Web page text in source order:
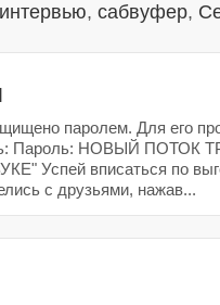
интервью, сабвуфер,
паролем. Для его
Пароль: НОВЫЙ
Успей вписаться по
с друзьями, нажав...